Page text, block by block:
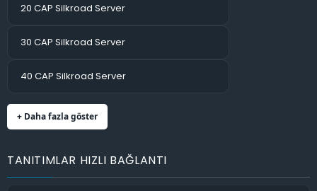
20 CAP Silkroad Server
30 CAP Silkroad Server
40 CAP Silkroad Server
+ Daha fazla göster
TANITIMLAR HIZLI BAĞLANTI